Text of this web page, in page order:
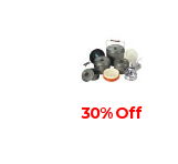
30% Off